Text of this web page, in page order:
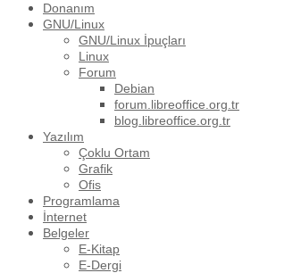
Donanım
GNU/Linux
GNU/Linux İpuçları
Linux
Forum
Debian
forum.libreoffice.org.tr
blog.libreoffice.org.tr
Yazılım
Çoklu Ortam
Grafik
Ofis
Programlama
İnternet
Belgeler
E-Kitap
E-Dergi